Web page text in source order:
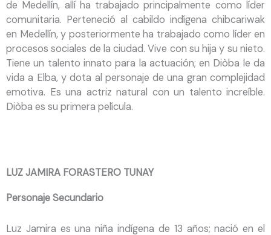
de Medellín, allí ha trabajado principalmente como líder
comunitaria. Perteneció al cabildo indígena chibcariwak
en Medellín, y posteriormente ha trabajado como líder en
procesos sociales de la ciudad. Vive con su hija y su nieto.
Tiene un talento innato para la actuación; en Diòba le da
vida a Elba, y dota al personaje de una gran complejidad
emotiva. Es una actriz natural con un talento increíble.
Diòba es su primera película.
LUZ JAMIRA FORASTERO TUNAY
Personaje Secundario
Luz Jamira es una niña indígena de 13 años; nació en el